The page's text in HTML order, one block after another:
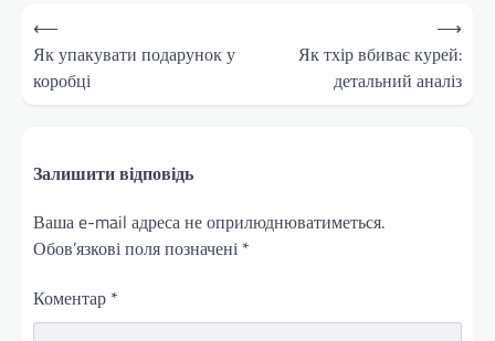
Навігація
записів
⟵
Як упакувати подарунок у
коробці
Як тхір вбиває курей:
детальний аналіз
⟶
Залишити відповідь
Ваша e-mail адреса не оприлюднюватиметься.
Обов’язкові поля позначені *
Коментар *